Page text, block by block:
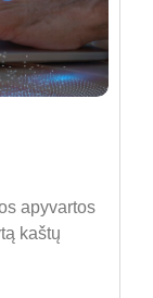
apyvartos
kaštų